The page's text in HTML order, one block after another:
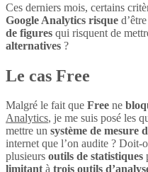
Ces derniers mois, certains
Google Analytics risque d’être
de figures qui risquent de
alternatives ?
Le cas Free
Malgré le fait que Free ne
Analytics, je me suis posé les
mettre un système de mesure
internet que l’on audite ? Doit-
plusieurs outils de statistiques
limitantà trois outils